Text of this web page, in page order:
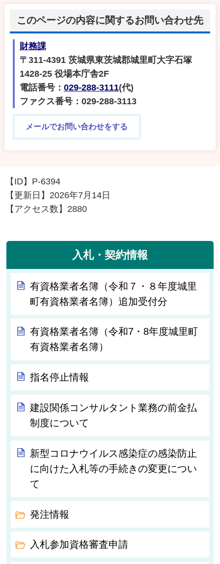
このページの内容に関するお問い合わせ先
財務課
〒311-4391 茨城県東茨城郡城里町大字石塚
1428-25 役場本庁舎2F
電話番号： 029-288-3111(代)
ファクス番号：029-288-3113
メールでお問い合わせをする
【ID】 P-6394
【更新日】 2026年7月14日
【アクセス数】 2880
入札・契約情報
有資格業者名簿（令和７・８年度城里
町有資格業者名簿）追加受付分
有資格業者名簿（令和7・8年度城里町
有資格業者名簿）
指名停止情報
建設関係コンサルタント業務の前金払
制度について
新型コロナウイルス感染症の感染防止
に向けた入札等の手続きの変更につい
て
発注情報
入札参加資格審査申請